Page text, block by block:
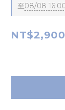
至08/08
NT$2,900